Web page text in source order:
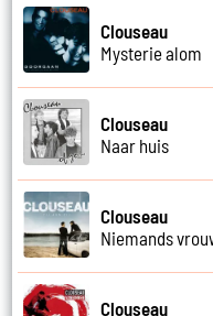
Clouseau
Mysterie alom
Clouseau
Naar huis
Clouseau
Niemands
Clouseau